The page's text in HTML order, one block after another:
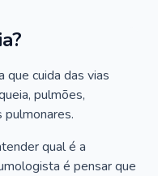
que cuida das vias
pulmões,
qual é a
é pensar que